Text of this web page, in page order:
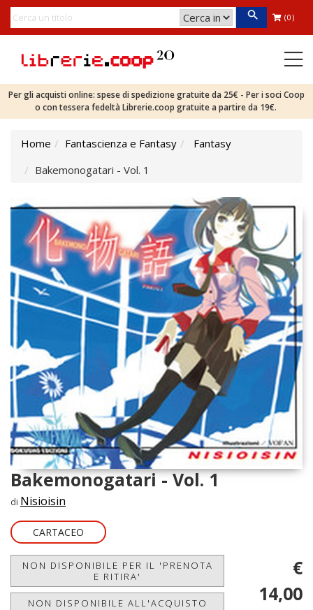
(0)
Per gli acquisti online: spese di spedizione gratuite da 25€ - Per i soci Coop
o con tessera fedeltà Librerie.coop gratuite a partire da 19€.
Home Fantascienza e Fantasy
Fantasy
Bakemonogatari - Vol. 1
Bakemonogatari - Vol. 1
di Nisioisin
CARTACEO
NON DISPONIBILE PER IL 'PRENOTA
E RITIRA'
NON DISPONIBILE ALL'ACQUISTO
€
14,00